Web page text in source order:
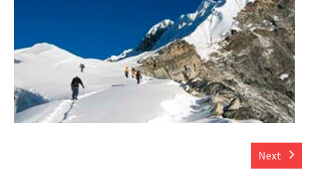
- Informations Génèrales
- Conditions Génèrales
- Informations Pratiques
Next